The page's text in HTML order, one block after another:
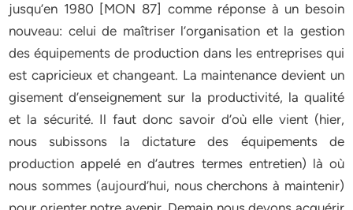
jusqu’en 1980 [MON 87] comme réponse à un besoin
nouveau: celui de maîtriser l’organisation et la gestion
des équipements de production dans les entreprises qui
est capricieux et changeant. La maintenance devient un
gisement d’enseignement sur la productivité, la qualité
et la sécurité. Il faut donc savoir d’où elle vient (hier,
nous subissons la dictature des équipements de
production appelé en d’autres termes entretien) là où
nous sommes (aujourd’hui, nous cherchons à maintenir)